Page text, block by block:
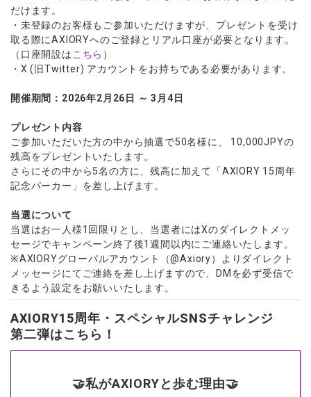
だけます。
・未登録のお客様もご参加いただけますが、プレゼントを受け
取る際にAXIORYへのご登録とリアル口座が必要となります。
（口座開設は こちら ）
・X (旧Twitter) アカウントをお持ちである必要があります。
開催期間：2026年2月26日 ～ 3月4日
プレゼント内容
ご参加いただいた方の中から抽選で50名様に、 10,000JPYの
残高をプレゼントいたします。
さらにその中から5名の方に、残高に加えて「AXIORY 15周年
記念パーカー」を差し上げます。
当選について
当選はお一人様1回限りとし、当選者にはXのダイレクトメッ
セージでキャンペーン終了後1週間以内にご連絡いたします。
※AXIORYグローバルアカウント（@Axiory）よりダイレクト
メッセージにてご連絡を差し上げますので、DMを必ず受信で
きるよう設定をお願いいたします。
AXIORY15周年・スペシャルSNSチャレンジ
第二弾はこちら！
🤝私がAXIORYと歩む理由🤝